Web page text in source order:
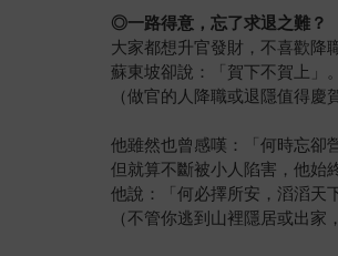
◎一路得意，忘了求退之難？
大家都想升官發財，不喜歡降
蘇東坡卻說：「賀下不賀上」
（做官的人降職或退隱值得慶
他雖然也曾感嘆：「何時忘卻
但就算不斷被小人陷害，他始
他說：「何必擇所安，滔滔天
（不管你逃到山裡隱居或出